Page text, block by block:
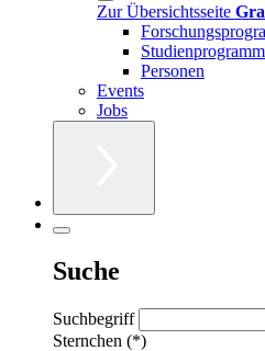
Zur Übersichtsseite
Studienprogramm
Personen
Events
Jobs
Suche
Suchbegriff
Sternchen (*)